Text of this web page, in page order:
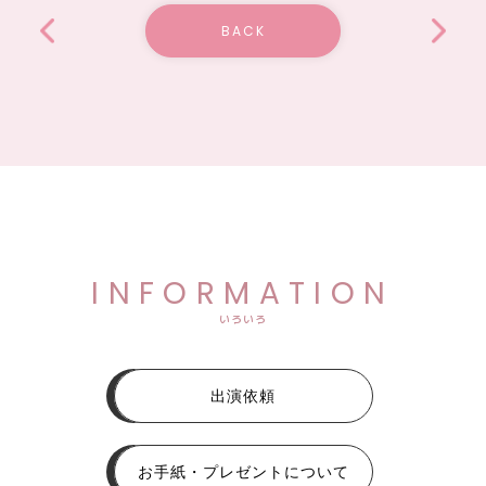
BACK
INFORMATION
いろいろ
出演依頼
お手紙・プレゼントについて